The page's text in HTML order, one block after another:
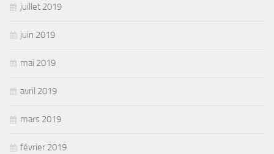
juillet 2019
juin 2019
mai 2019
avril 2019
mars 2019
février 2019